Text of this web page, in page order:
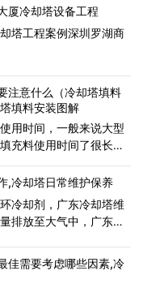
不均匀的现象时，应设
厦冷却塔设备工程
塔工程案例深圳罗湖商
注意什么（冷却塔填料
填料安装图解
用时间，一般来说大型
充料使用时间了很长
。冷却塔填充料规定:大
,冷却塔日常维护保养
冷却剂，广东冷却塔维
排放至大气中，广东冷
热交换产生蒸汽，蒸汽
佳需要考虑哪些因素,冷